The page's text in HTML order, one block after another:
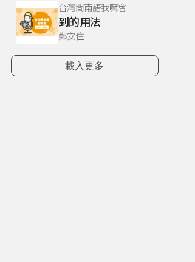
台灣閩南語我嘛會
到的用法
鄭安住
載入更多